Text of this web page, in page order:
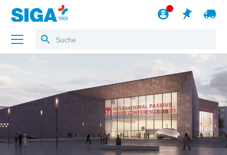
Referenzen
Blog